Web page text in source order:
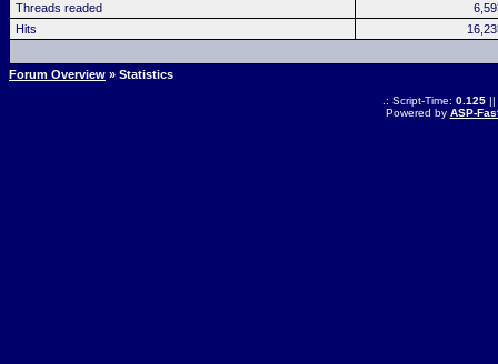
Threads readed
Hits
Forum Overview » Statistics
.: Script-Time: 0.125||
Powered by ASP-